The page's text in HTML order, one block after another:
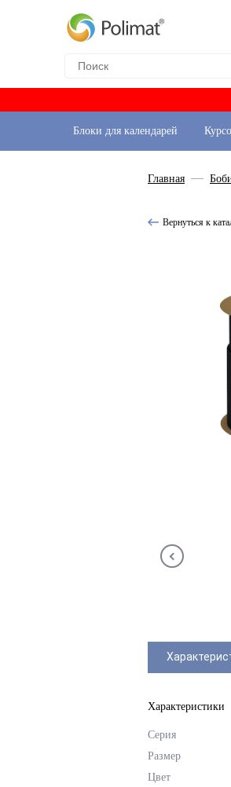
Блоки для календарей
Главная
Вернуться к
Характеристики
Серия
Размер
Цвет